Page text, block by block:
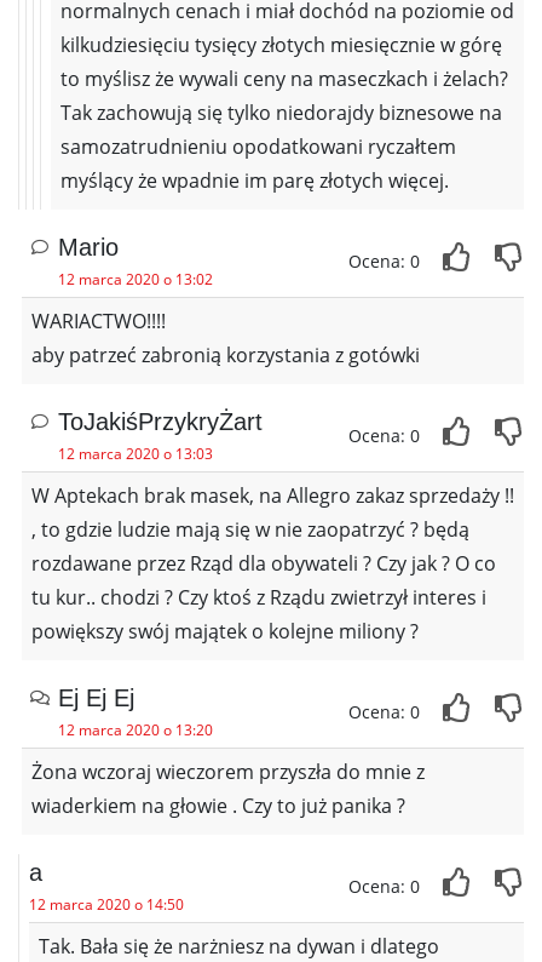
normalnych cenach i miał dochód na poziomie od
kilkudziesięciu tysięcy złotych miesięcznie w górę
to myślisz że wywali ceny na maseczkach i żelach?
Tak zachowują się tylko niedorajdy biznesowe na
samozatrudnieniu opodatkowani ryczałtem
myślący że wpadnie im parę złotych więcej.
Mario
12 marca 2020 o 13:02
Ocena: 0
WARIACTWO!!!!
aby patrzeć zabronią korzystania z gotówki
ToJakiśPrzykryŻart
12 marca 2020 o 13:03
Ocena: 0
W Aptekach brak masek, na Allegro zakaz sprzedaży !!
, to gdzie ludzie mają się w nie zaopatrzyć ? będą
rozdawane przez Rząd dla obywateli ? Czy jak ? O co
tu kur.. chodzi ? Czy ktoś z Rządu zwietrzył interes i
powiększy swój majątek o kolejne miliony ?
Ej Ej Ej
12 marca 2020 o 13:20
Ocena: 0
Żona wczoraj wieczorem przyszła do mnie z
wiaderkiem na głowie . Czy to już panika ?
a
12 marca 2020 o 14:50
Ocena: 0
Tak. Bała się że narżniesz na dywan i dlatego